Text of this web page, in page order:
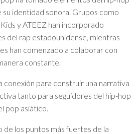
identidad sonora. Grupos como
y ATEEZ han incorporado
del rap estadounidense, mientras
han comenzado a colaborar con
constante.
conexión para construir una narrativa
tanto para seguidores del hip-hop
pop asiático.
de los puntos más fuertes de la